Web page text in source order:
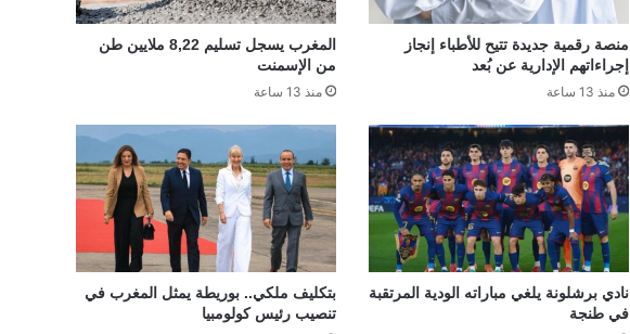
منصة رقمية جديدة تتيح للأطباء إنجاز
إجراءاتهم الإدارية عن بُعد
منذ 13 ساعة
المغرب يسجل تسليم 8,22 ملايين طن
من الإسمنت
منذ 13 ساعة
نادي برشلونة يلغي مباراته الودية المرتقبة
في طنجة
بتكليف ملكي.. بوريطة يمثل المغرب في
تنصيب رئيس كولومبيا